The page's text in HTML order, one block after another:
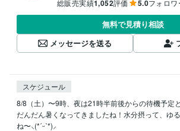
総販売実績1,052評価 5.0フォロワ
無料で見積り相談
メッセージを送る
スケジュール
8/8（土）〜9時、夜は21時半前後からの待機予定
だんだん暑くなってきましたね！水分摂って、ゆ
ね〜⸜(*ˊᵕˋ*)⸝‬